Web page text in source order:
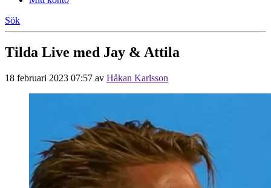
Sök
Tilda Live med Jay & Attila
18 februari 2023 07:57 av Håkan Karlsson